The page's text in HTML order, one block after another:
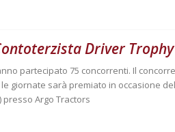
Driver Trophy
partecipato 75 concorrenti. Il
giornate sarà premiato in occasione
presso Argo Tractors